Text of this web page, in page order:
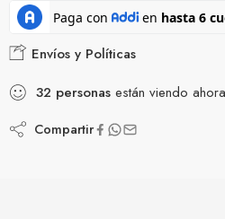
Envíos y Políticas
32 personas están viendo
Compartir